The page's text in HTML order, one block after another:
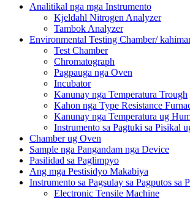
Analitikal nga mga Instrumento
Kjeldahl Nitrogen Analyzer
Tambok Analyzer
Environmental Testing Chamber/
Test Chamber
Chromatograph
Pagpauga nga Oven
Incubator
Kanunay nga Temperatura Trough
Kahon nga Type Resistance
Kanunay nga Temperatura ug
Instrumento sa Pagtuki sa Pisikal
Chamber ug Oven
Sample nga Pangandam nga Device
Pasilidad sa Paglimpyo
Ang mga Pestisidyo Makabiya
Instrumento sa Pagsulay sa Pagputos sa
Electronic Tensile Machine